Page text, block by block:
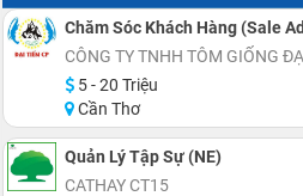
Chăm Sóc Khách Hàng (Sale
CÔNG TY TNHH TÔM GIỐNG
5 - 20 Triệu
Cần Thơ
Quản Lý Tập Sự (NE)
CATHAY CT15